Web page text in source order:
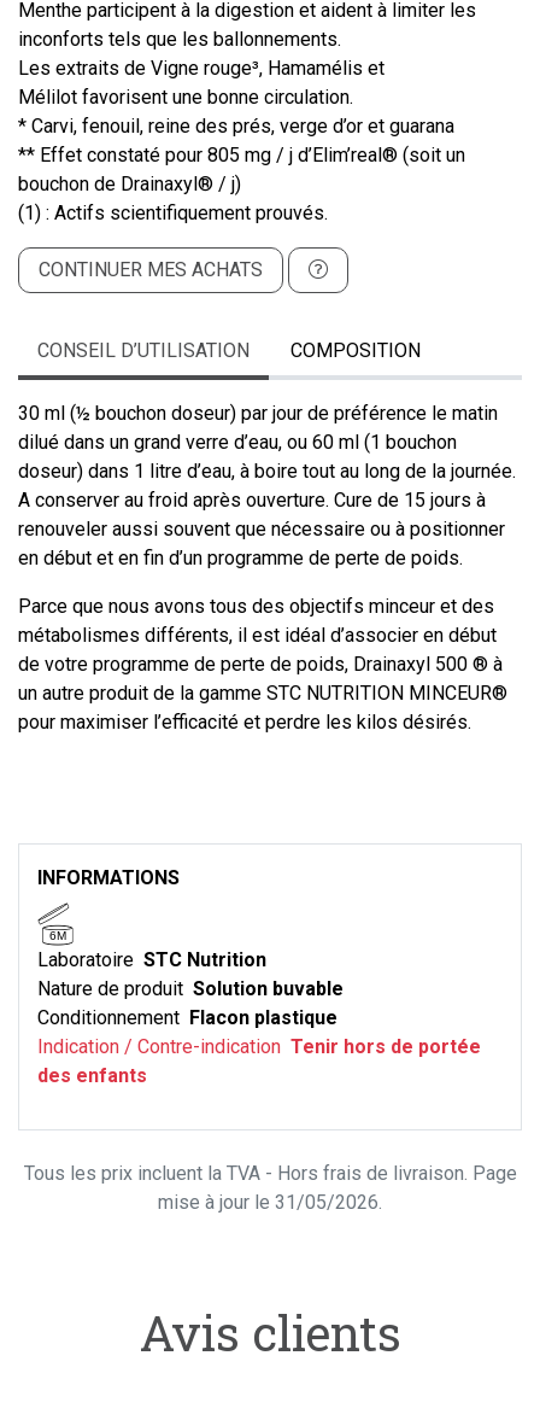
Menthe participent à la digestion et aident à limiter les
inconforts tels que les ballonnements.
Les extraits de Vigne rouge³, Hamamélis et
Mélilot favorisent une bonne circulation.
* Carvi, fenouil, reine des prés, verge d’or et guarana
** Effet constaté pour 805 mg / j d’Elim’real® (soit un
bouchon de Drainaxyl® / j)
(1) : Actifs scientifiquement prouvés.
CONTINUER MES ACHATS
CONSEIL D’UTILISATION COMPOSITION
30 ml (½ bouchon doseur) par jour de préférence le matin
dilué dans un grand verre d’eau, ou 60 ml (1 bouchon
doseur) dans 1 litre d’eau, à boire tout au long de la journée.
A conserver au froid après ouverture. Cure de 15 jours à
renouveler aussi souvent que nécessaire ou à positionner
en début et en fin d’un programme de perte de poids.
Parce que nous avons tous des objectifs minceur et des
métabolismes différents, il est idéal d’associer en début
de votre programme de perte de poids, Drainaxyl 500 ® à
un autre produit de la gamme STC NUTRITION MINCEUR®
pour maximiser l’efficacité et perdre les kilos désirés.
INFORMATIONS
6M
Laboratoire STC Nutrition
Nature de produit Solution buvable
Conditionnement Flacon plastique
Indication / Contre-indication Tenir hors de portée
des enfants
Tous les prix incluent la TVA - Hors frais de livraison. Page
mise à jour le 31/05/2026.
Avis clients